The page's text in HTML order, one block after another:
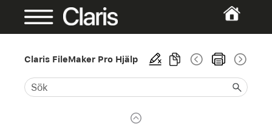
Claris FileMaker Pro Hjälp